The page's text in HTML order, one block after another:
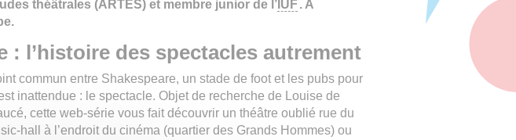
théâtrales (ARTES) et membre junior de l’IUF . A
: l’histoire des spectacles autrement
commun entre Shakespeare, un stade de foot et les pubs pour
inattendue : le spectacle. Objet de recherche de Louise de
cette web-série vous fait découvrir un théâtre oublié rue du
hall à l’endroit du cinéma (quartier des Grands Hommes) ou